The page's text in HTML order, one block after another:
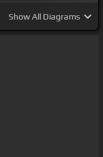
ShowAll Diagrams